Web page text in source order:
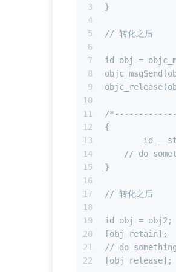
3
4
5
6
7
8
9
10
11
12
13
14
15
16
17
18
19
20
21
22
}
// 转化之后
id obj =
/
{
id
// do
}
// 转化之后
id obj = obj2;
[obj retain];
// do something
[obj release];